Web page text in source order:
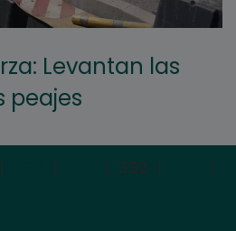
Levantan las
peajes
| | | 392 | |